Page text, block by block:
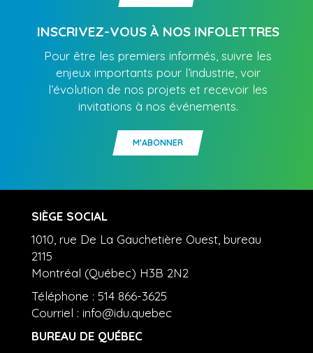
INSCRIVEZ-VOUS À NOS INFOLETTRES
Pour être les premiers informés, suivre les
enjeux importants pour l’industrie, voir
l’évolution de nos projets et recevoir les
invitations à nos événements.
M'ABONNER
SIÈGE SOCIAL
1010, rue De La Gauchetière Ouest, bureau
2115
Montréal (Québec) H3B 2N2
Téléphone : 514 866-3625
Courriel : info@idu.quebec
BUREAU DE QUÉBEC